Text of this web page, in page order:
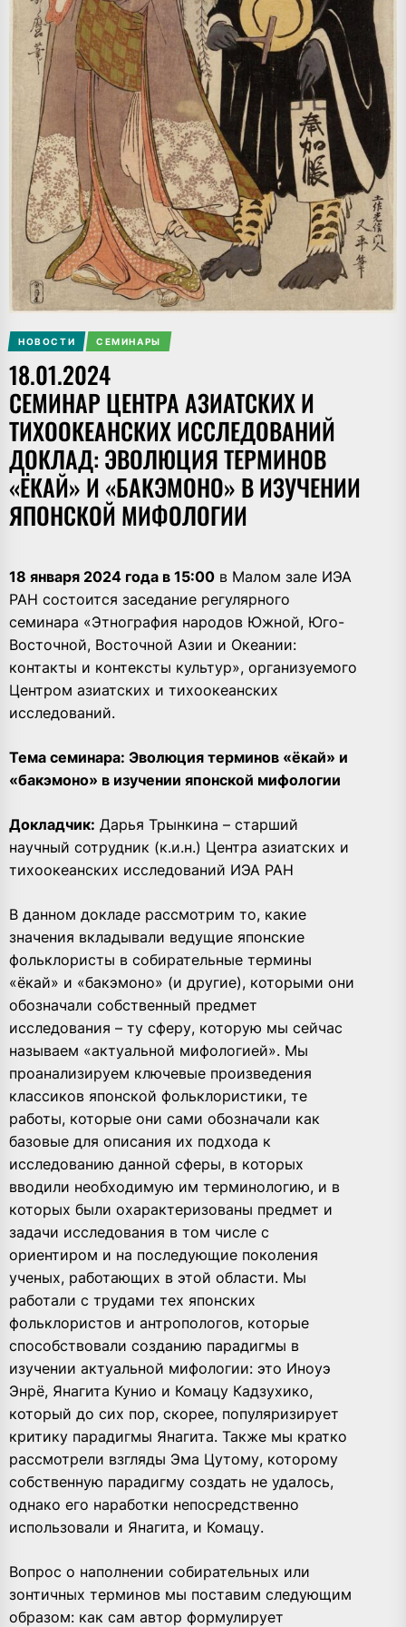
НОВОСТИ СЕМИНАРЫ
18.01.2024
СЕМИНАР ЦЕНТРА АЗИАТСКИХ И
ТИХООКЕАНСКИХ ИССЛЕДОВАНИЙ
ДОКЛАД: ЭВОЛЮЦИЯ ТЕРМИНОВ
«ЁКАЙ» И «БАКЭМОНО» В ИЗУЧЕНИИ
ЯПОНСКОЙ МИФОЛОГИИ
18 января 2024 года в 15:00 в Малом зале ИЭА
РАН состоится заседание регулярного
семинара «Этнография народов Южной, Юго-
Восточной, Восточной Азии и Океании:
контакты и контексты культур», организуемого
Центром азиатских и тихоокеанских
исследований.
Тема семинара: Эволюция терминов «ёкай» и
«бакэмоно» в изучении японской мифологии
Докладчик: Дарья Трынкина – старший
научный сотрудник (к.и.н.) Центра азиатских и
тихоокеанских исследований ИЭА РАН
В данном докладе рассмотрим то, какие
значения вкладывали ведущие японские
фольклористы в собирательные термины
«ёкай» и «бакэмоно» (и другие), которыми они
обозначали собственный предмет
исследования – ту сферу, которую мы сейчас
называем «актуальной мифологией». Мы
проанализируем ключевые произведения
классиков японской фольклористики, те
работы, которые они сами обозначали как
базовые для описания их подхода к
исследованию данной сферы, в которых
вводили необходимую им терминологию, и в
которых были охарактеризованы предмет и
задачи исследования в том числе с
ориентиром и на последующие поколения
ученых, работающих в этой области. Мы
работали c трудами тех японских
фольклористов и антропологов, которые
способствовали созданию парадигмы в
изучении актуальной мифологии: это Иноуэ
Энрё, Янагита Кунио и Комацу Кадзухико,
который до сих пор, скорее, популяризирует
критику парадигмы Янагита. Также мы кратко
рассмотрели взгляды Эма Цутому, которому
собственную парадигму создать не удалось,
однако его наработки непосредственно
использовали и Янагита, и Комацу.
Вопрос о наполнении собирательных или
зонтичных терминов мы поставим следующим
образом: как сам автор формулирует